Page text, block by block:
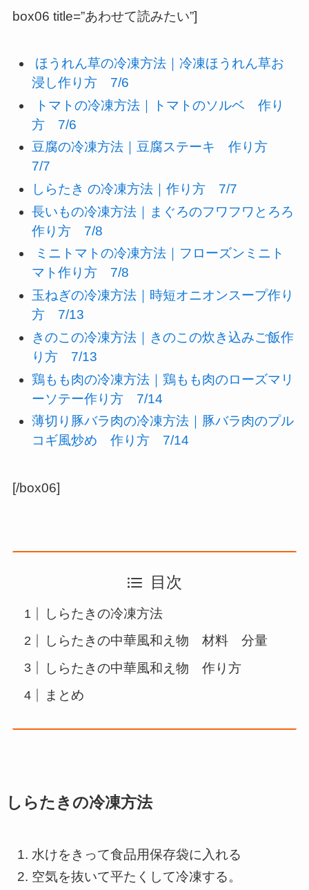
box06 title=”あわせて読みたい”]
ほうれん草の冷凍方法｜冷凍ほうれん草お
浸し作り方 7/6
トマトの冷凍方法｜トマトのソルベ 作り
方 7/6
豆腐の冷凍方法｜豆腐ステーキ 作り方
7/7
しらたき の冷凍方法｜作り方 7/7
長いもの冷凍方法｜まぐろのフワフワとろろ
作り方 7/8
ミニトマトの冷凍方法｜フローズンミニト
マト作り方 7/8
玉ねぎの冷凍方法｜時短オニオンスープ作り
方 7/13
きのこの冷凍方法｜きのこの炊き込みご飯作
り方 7/13
鶏もも肉の冷凍方法｜鶏もも肉のローズマリ
ーソテー作り方 7/14
薄切り豚バラ肉の冷凍方法｜豚バラ肉のプル
コギ風炒め 作り方 7/14
[/box06]
目次
しらたきの冷凍方法
しらたきの中華風和え物 材料 分量
しらたきの中華風和え物 作り方
まとめ
しらたきの冷凍方法
水けをきって食品用保存袋に入れる
空気を抜いて平たくして冷凍する。